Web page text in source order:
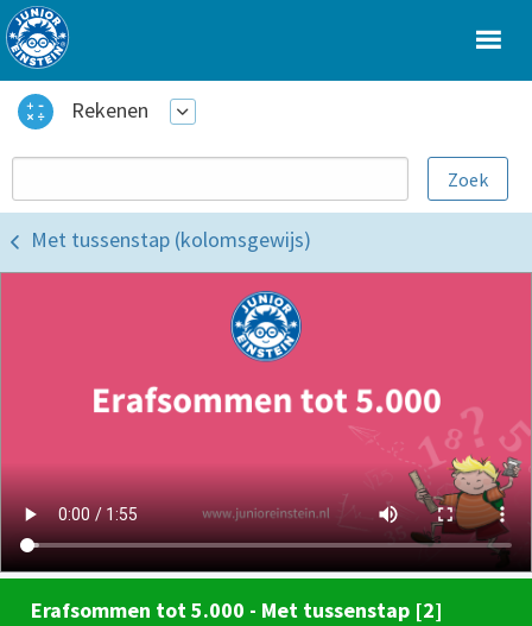
Rekenen
Met tussenstap (kolomsgewijs)
Erafsommen tot 5.000 - Met tussenstap [2]